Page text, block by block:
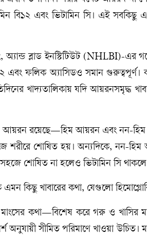
বি১২ এবং ভিটামিন সি। এই সবকিছু
অ্যান্ড ব্লাড ইনস্টিটিউট (NHLBI)-এর
এবং ফলিক অ্যাসিডও সমান গুরুত্বপূর্ণ।
খাদ্যতালিকায় যদি আয়রনসমৃদ্ধ
আয়রন রয়েছে—হিম আয়রন এবং নন-
শরীরে শোষিত হয়। অন্যদিকে, নন-
শোষিত না হলেও ভিটামিন সি
কিছু খাবারের কথা, যেগুলো
মাংসের কথা—বিশেষ করে গরু ও
অনুযায়ী সীমিত পরিমাণে খাওয়া উচিত।